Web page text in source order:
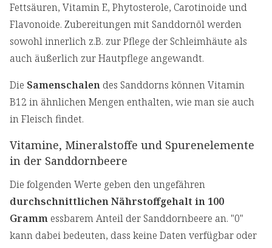
Fettsäuren, Vitamin E, Phytosterole, Carotinoide und
Flavonoide. Zubereitungen mit Sanddornöl werden
sowohl innerlich z.B. zur Pflege der Schleimhäute als
auch äußerlich zur Hautpflege angewandt.
Die Samenschalen des Sanddorns können Vitamin
B12 in ähnlichen Mengen enthalten, wie man sie auch
in Fleisch findet.
Vitamine, Mineralstoffe und Spurenelemente
in der Sanddornbeere
Die folgenden Werte geben den ungefähren
durchschnittlichen Nährstoffgehalt in 100
Gramm essbarem Anteil der Sanddornbeere an. "0"
kann dabei bedeuten, dass keine Daten verfügbar oder